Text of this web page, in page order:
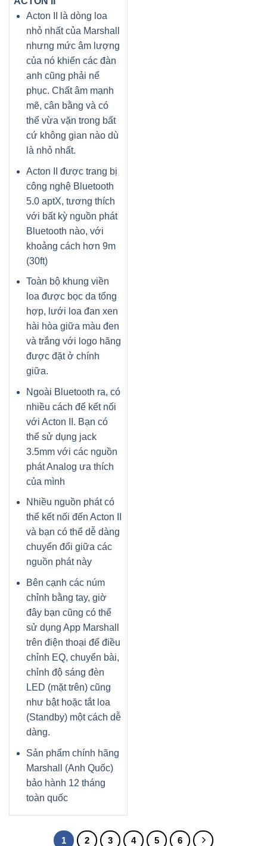
Acton II là dòng loa
nhỏ nhất của Marshall
nhưng mức âm lượng
của nó khiến các đàn
anh cũng phải nể
phục. Chất âm mạnh
mẽ, cân bằng và có
thể vừa vặn trong bất
cứ không gian nào dù
là nhỏ nhất.
Acton II được trang bị
công nghệ Bluetooth
5.0 aptX, tương thích
với bất kỳ nguồn phát
Bluetooth nào, với
khoảng cách hơn 9m
(30ft)
Toàn bộ khung viền
loa được bọc da tổng
hợp, lưới loa đan xen
hài hòa giữa màu đen
và trắng với logo hãng
được đặt ở chính
giữa.
Ngoài Bluetooth ra, có
nhiều cách để kết nối
với Acton II. Bạn có
thể sử dụng jack
3.5mm với các nguồn
phát Analog ưa thích
của mình
Nhiều nguồn phát có
thể kết nối đến Acton II
và bạn có thể dễ dàng
chuyển đổi giữa các
nguồn phát này
Bên cạnh các núm
chỉnh bằng tay, giờ
đây bạn cũng có thể
sử dụng App Marshall
trên điện thoại để điều
chỉnh EQ, chuyển bài,
chỉnh độ sáng đèn
LED (mặt trên) cũng
như bật hoặc tắt loa
(Standby) một cách dễ
dàng.
Sản phẩm chính hãng
Marshall (Anh Quốc)
bảo hành 12 tháng
toàn quốc
1 2 3 4 5 6